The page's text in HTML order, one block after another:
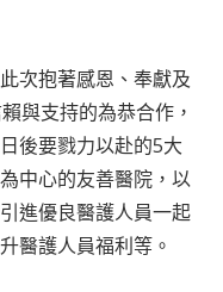
次抱著感恩、奉獻及
與支持的為恭合作，
後要戮力以赴的5大
中心的友善醫院，以
進優良醫護人員一起
醫護人員福利等。